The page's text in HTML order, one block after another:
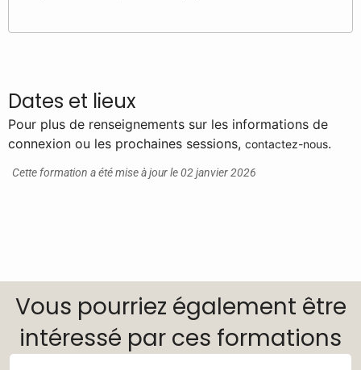
Dates et lieux
Pour plus de renseignements sur les informations de
connexion ou les prochaines sessions, contactez-nous.
Cette formation a été mise à jour le 02 janvier 2026
Vous pourriez également être
intéressé par ces formations